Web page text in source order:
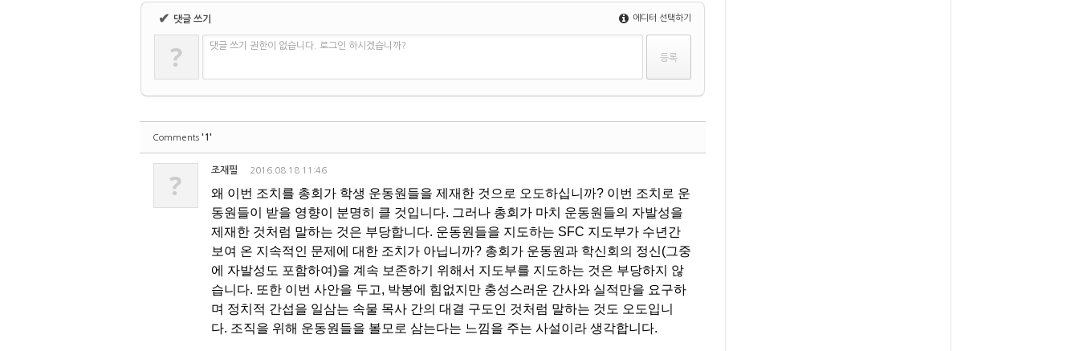
✔ 댓글 쓰기 에디터 선택하기
? 댓글 쓰기 권한이 없습니다. 로그인 하시겠습니까?
Comments '1'
? 조재필 2016.08.18 11:46
왜 이번 조치를 총회가 학생 운동원들을 제재한 것으로 오도하십니까? 이번 조치로 운
동원들이 받을 영향이 분명히 클 것입니다. 그러나 총회가 마치 운동원들의 자발성을
제재한 것처럼 말하는 것은 부당합니다. 운동원들을 지도하는 SFC 지도부가 수년간
보여 온 지속적인 문제에 대한 조치가 아닙니까? 총회가 운동원과 학신회의 정신(그중
에 자발성도 포함하여)을 계속 보존하기 위해서 지도부를 지도하는 것은 부당하지 않
습니다. 또한 이번 사안을 두고, 박봉에 힘없지만 충성스러운 간사와 실적만을 요구하
며 정치적 간섭을 일삼는 속물 목사 간의 대결 구도인 것처럼 말하는 것도 오도입니
다. 조직을 위해 운동원들을 볼모로 삼는다는 느낌을 주는 사설이라 생각합니다.